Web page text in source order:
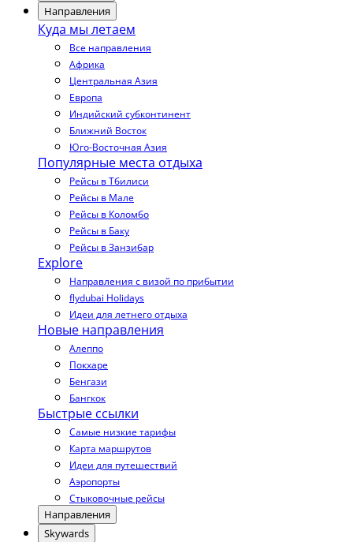
Направления
Куда мы летаем
Все направления
Африка
Центральная Азия
Европа
Индийский субконтинент
Ближний Восток
Юго-Восточная Азия
Популярные места отдыха
Рейсы в Тбилиси
Рейсы в Мале
Рейсы в Коломбо
Рейсы в Баку
Рейсы в Занзибар
Explore
Направления с визой по прибытии
flydubai Holidays
Идеи для летнего отдыха
Новые направления
Алеппо
Покхаре
Бенгази
Бангкок
Быстрые ссылки
Самые низкие тарифы
Карта маршрутов
Идеи для путешествий
Аэропорты
Стыковочные рейсы
Направления
Skywards